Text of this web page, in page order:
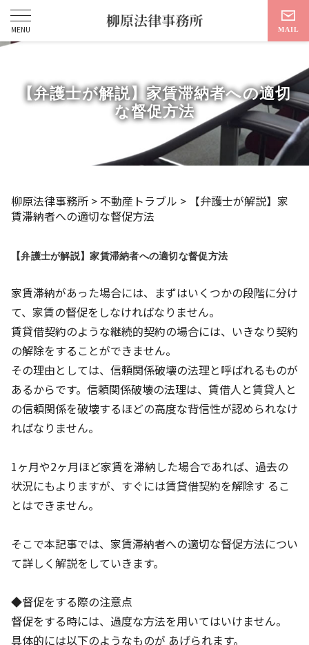
【弁護士が解説】家賃滞納者への適切
な督促方法
柳原法律事務所 > 不動産トラブル > 【弁護士が解説】家
賃滞納者への適切な督促方法
【弁護士が解説】家賃滞納者への適切な督促方法
家賃滞納があった場合には、まずはいくつかの段階に分け
て、家賃の督促をしなければなりません。
賃貸借契約のような継続的契約の場合には、いきなり契約
の解除をすることができません。
その理由としては、信頼関係破壊の法理と呼ばれるものが
あるからです。信頼関係破壊の法理は、賃借人と賃貸人と
の信頼関係を破壊するほどの高度な背信性が認められなけ
ればなりません。
1ヶ月や2ヶ月ほど家賃を滞納した場合であれば、過去の
状況にもよりますが、すぐには賃貸借契約を解除す るこ
とはできません。
そこで本記事では、家賃滞納者への適切な督促方法につい
て詳しく解説をしていきます。
◆督促をする際の注意点
督促をする時には、過度な方法を用いてはいけません。
具体的には以下のようなものが あげられます。